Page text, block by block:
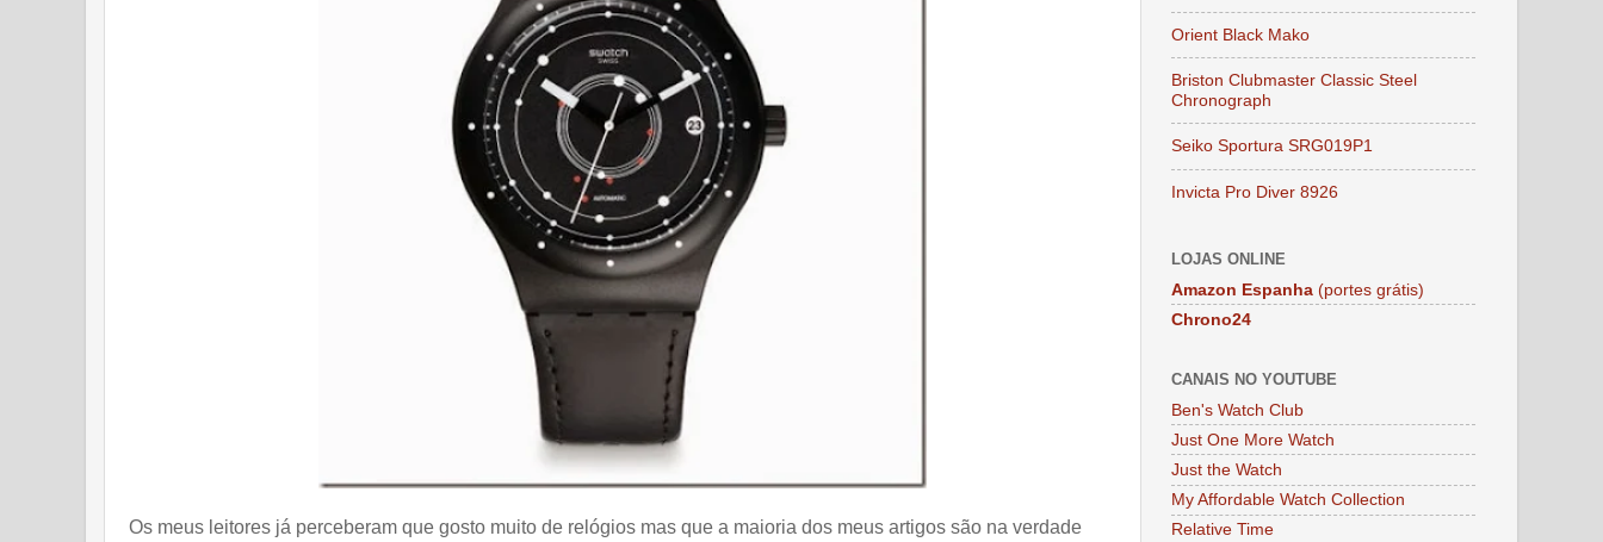
Os meus leitores já perceberam que gosto muito de relógios mas que a maioria dos meus artigos são na verdade
Orient Black Mako
Briston Clubmaster Classic Steel
Chronograph
Seiko Sportura SRG019P1
Invicta Pro Diver 8926
LOJAS ONLINE
Amazon Espanha (portes grátis)
Chrono24
CANAIS NO YOUTUBE
Ben's Watch Club
Just One More Watch
Just the Watch
My Affordable Watch Collection
Relative Time